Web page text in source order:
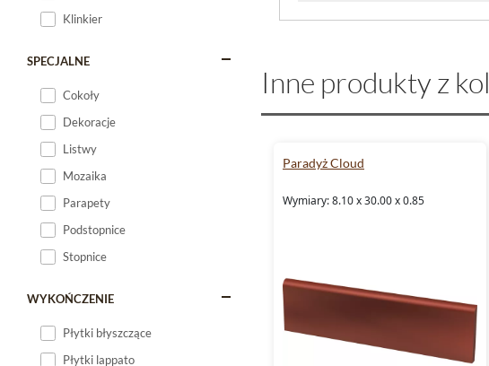
Klinkier
SPECJALNE
Cokoły
Dekoracje
Listwy
Mozaika
Parapety
Podstopnice
Stopnice
WYKOŃCZENIE
Płytki błyszczące
Płytki lappato
Inne produkty z
Paradyż Cloud
Wymiary: 8.10 x 30.00 x 0.85